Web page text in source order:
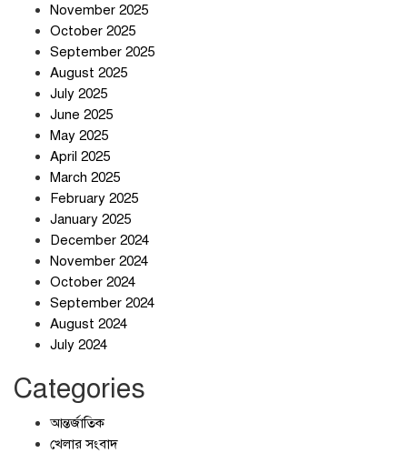
November 2025
October 2025
September 2025
August 2025
July 2025
June 2025
May 2025
April 2025
March 2025
February 2025
January 2025
December 2024
November 2024
October 2024
September 2024
August 2024
July 2024
Categories
আন্তর্জাতিক
খেলার সংবাদ